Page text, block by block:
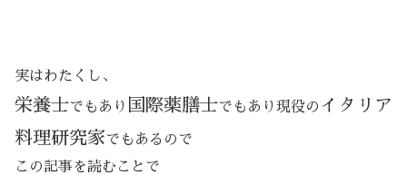
実はわたくし、
栄養士でもあり 国際薬膳士でもあり現役の イタリア
料理研究家でもあるので
この記事を読むことで